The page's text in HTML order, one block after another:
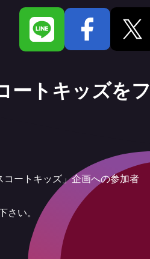
ートキッズをフ
ートキッズ」企画への参加者
い。